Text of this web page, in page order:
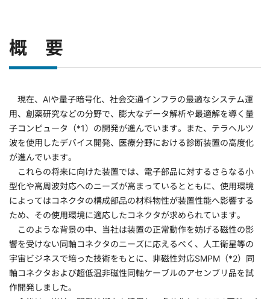
概 要
現在、AIや量子暗号化、社会交通インフラの最適なシステム運
用、創薬研究などの分野で、膨大なデータ解析や最適解を導く量
子コンピュータ（*1）の開発が進んでいます。また、テラヘルツ
波を使用したデバイス開発、医療分野における診断装置の高度化
が進んでいます。
これらの将来に向けた装置では、電子部品に対するさらなる小
型化や高周波対応へのニーズが高まっているとともに、使用環境
によってはコネクタの構成部品の材料物性が装置性能へ影響する
ため、その使用環境に適応したコネクタが求められています。
このような背景の中、当社は装置の正常動作を妨げる磁性の影
響を受けない同軸コネクタのニーズに応えるべく、人工衛星等の
宇宙ビジネスで培った技術をもとに、非磁性対応SMPM（*2）同
軸コネクタおよび超低温非磁性同軸ケーブルのアセンブリ品を試
作開発しました。